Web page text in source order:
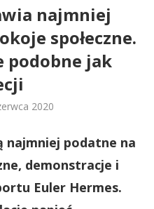
najmniej
społeczne.
podobne jak
2020
najmniej podatne na
demonstracje i
Euler Hermes.